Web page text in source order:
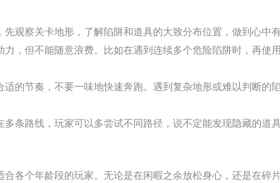
观察关卡地形，了解陷阱和道具的大致分布位置，做到心中
，但不能随意浪费。比如在遇到连续多个危险陷阱时，再使
的节奏，不要一味地快速奔跑。遇到复杂地形或难以判断的
条路线，玩家可以多尝试不同路径，说不定能发现隐藏的道
各个年龄段的玩家。无论是在闲暇之余放松身心，还是在